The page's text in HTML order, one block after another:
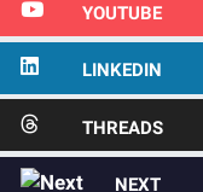
YOUTUBE
LINKEDIN
THREADS
NEXT